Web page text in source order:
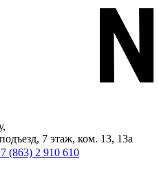
7 этаж, ком. 13, 13а
(863) 2 910 610